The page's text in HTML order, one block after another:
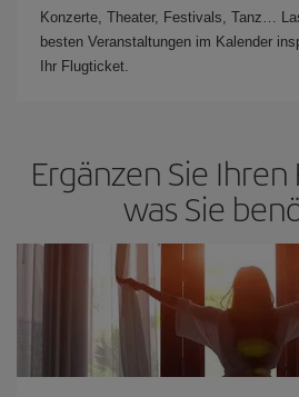
Konzerte, Theater, Festivals, Tanz…
besten Veranstaltungen im Kalender
Ihr Flugticket.
Ergänzen Sie
was Sie